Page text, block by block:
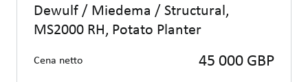
Dewulf / Miedema / Structural,
MS2000 RH, Potato Planter
Cena netto 45 000 GBP